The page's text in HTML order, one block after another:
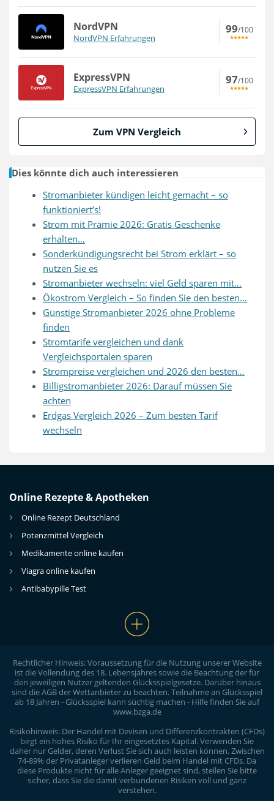
NordVPN
NordVPN Erfahrungen
99/100
ExpressVPN
ExpressVPN Erfahrungen
97/100
Zum VPN Vergleich
Dies könnte dich auch interessieren
Stromanbieter kündigen leicht gemacht – so
funktioniert’s!
Strom mit Prämie 2026: Gratis Geschenke
erhalten…
Sonderkündigungsrecht bei Strom erklärt – so
nutzen Sie es
Stromanbieter wechseln: viel Geld sparen mit…
Ökostrom Vergleich – So finden Sie den besten…
Günstige Stromanbieter 2026 ohne Probleme
finden
Stromtarife vergleichen und dank
Vergleichsportalen sparen
Strompreise vergleichen und 2026 den besten…
Billigstromanbieter 2026: Darauf müssen Sie
achten
Erdgas Vergleich 2026 – Zum besten Tarif
wechseln
Online Rezepte & Apotheken
Online Rezept Deutschland
Potenzmittel Vergleich
Medikamente online kaufen
Viagra online kaufen
Antibabypille Test
Rechtlicher Hinweis: Voraussetzung für die Nutzung unserer Website
ist die Vollendung des 18. Lebensjahres sowie die Beachtung der für
den jeweiligen Nutzer geltenden Glücksspielgesetze. Darüber hinaus
sind die AGB der Wettanbieter zu beachten. Teilnahme an Glücksspiel
ab 18 Jahren - Glücksspiel kann süchtig machen - Hilfe finden Sie auf
www.bzga.de
Risikohinweis: Der Handel mit Devisen und Differenzkontrakten (CFDs)
birgt ein hohes Risiko für Ihr eingesetztes Kapital. Verwenden Sie
daher nur Gelder, deren Verlust Sie sich auch leisten können. Zwischen
74-89% der Privatanleger verlieren Geld beim Handel mit CFDs. Da
diese Produkte nicht für alle Anleger geeignet sind, stellen Sie bitte
sicher, dass Sie die damit verbundenen Risiken voll und ganz
verstehen.